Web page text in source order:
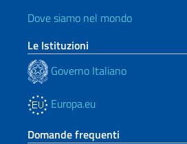
Dove siamo nel mondo
Le Istituzioni
Governo Italiano
Europa.eu
Domande frequenti